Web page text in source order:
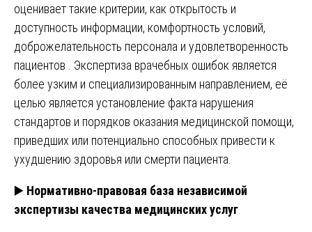
оценивает такие критерии, как открытость и
доступность информации, комфортность условий,
доброжелательность персонала и удовлетворенность
пациентов . Экспертиза врачебных ошибок является
более узким и специализированным направлением, её
целью является установление факта нарушения
стандартов и порядков оказания медицинской помощи,
приведших или потенциально способных привести к
ухудшению здоровья или смерти пациента.
▶️ Нормативно-правовая база независимой
экспертизы качества медицинских услуг